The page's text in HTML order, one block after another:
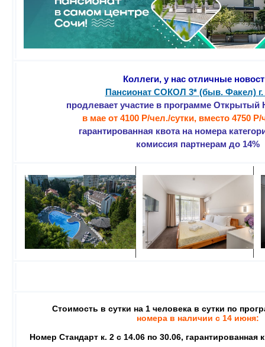
Коллеги, у нас отличные
Пансионат СОКОЛ 3* (быв. Факел)
продлевает участие в программе
в мае от 4100 Р/чел./сутки, вместо 4750
гарантированная квота на номера
комиссия партнерам до 14%
Стоимость в сутки на 1 человека в сутки по
номера в наличии с 14 июня:
Номер Стандарт к. 2 с 14.06 по 30.06, гарантированная